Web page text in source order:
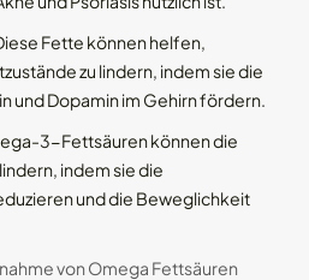
Fette können helfen,
zu lindern, indem sie die
und Dopamin im Gehirn fördern.
3-Fettsäuren können die
indem sie die
und die Beweglichkeit
von Omega Fettsäuren